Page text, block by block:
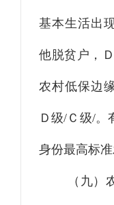
基本生活出
他脱贫户，
农村低保边
Ｄ级/Ｃ级/。
身份最高标准
（ 九）